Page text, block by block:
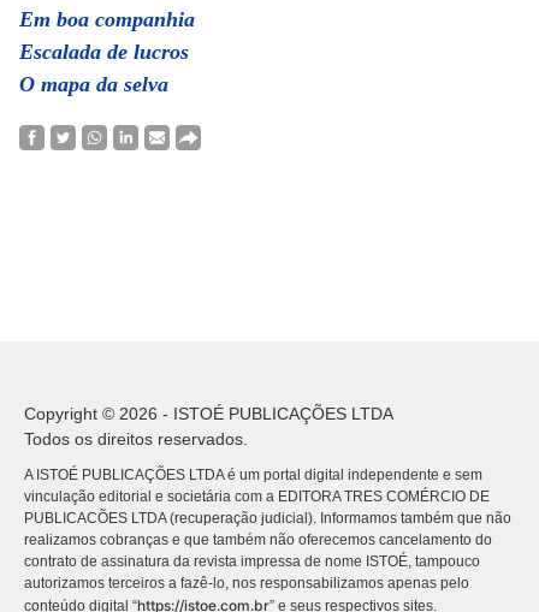
Em boa companhia
Escalada de lucros
O mapa da selva
Copyright © 2026 - ISTOÉ PUBLICAÇÕES LTDA
Todos os direitos reservados.
A ISTOÉ PUBLICAÇÕES LTDA é um portal digital independente e sem
vinculação editorial e societária com a EDITORA TRES COMÉRCIO DE
PUBLICACÕES LTDA (recuperação judicial). Informamos também que não
realizamos cobranças e que também não oferecemos cancelamento do
contrato de assinatura da revista impressa de nome ISTOÉ, tampouco
autorizamos terceiros a fazê-lo, nos responsabilizamos apenas pelo
conteúdo digital “https://istoe.com.br” e seus respectivos sites.